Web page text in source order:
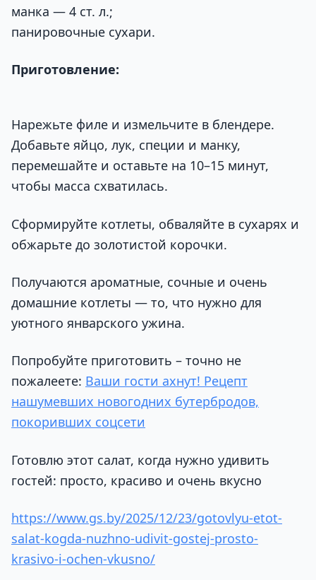
манка — 4 ст. л.;
панировочные сухари.
Приготовление:
Нарежьте филе и измельчите в блендере.
Добавьте яйцо, лук, специи и манку,
перемешайте и оставьте на 10–15 минут,
чтобы масса схватилась.
Сформируйте котлеты, обваляйте в сухарях и
обжарьте до золотистой корочки.
Получаются ароматные, сочные и очень
домашние котлеты — то, что нужно для
уютного январского ужина.
Попробуйте приготовить – точно не
пожалеете: Ваши гости ахнут! Рецепт
нашумевших новогодних бутербродов,
покоривших соцсети
Готовлю этот салат, когда нужно удивить
гостей: просто, красиво и очень вкусно
https://www.gs.by/2025/12/23/gotovlyu-etot-
salat-kogda-nuzhno-udivit-gostej-prosto-
krasivo-i-ochen-vkusno/